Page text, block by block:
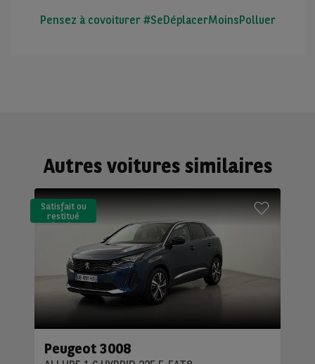
Pensez à covoiturer #SeDéplacerMoinsPolluer
Autres voitures similaires
Satisfait ou
restitué
(LLD)*
Peugeot 3008